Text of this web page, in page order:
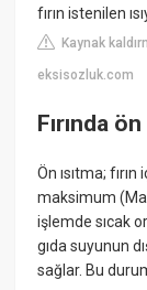
fırın istenilen
Kaynak
eksisozluk.com
Fırında
Ön ısıtma;
maksimum
işlemde sıcak
gıda suyunun
sağlar. Bu